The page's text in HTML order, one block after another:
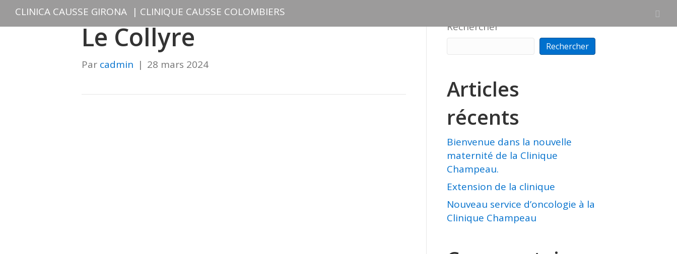
CLINICA CAUSSE GIRONA | CLINIQUE CAUSSE COLOMBIERS
Le Collyre
Par cadmin | 28 mars 2024
Rechercher
Rechercher
Articles
récents
Bienvenue dans la nouvelle
maternité de la Clinique
Champeau.
Extension de la clinique
Nouveau service d’oncologie à la
Clinique Champeau